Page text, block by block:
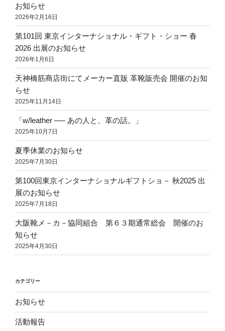
お知らせ
2026年2月16日
第101回 東京インターナショナル・ギフト・ショー 春
2026 出展のお知らせ
2026年1月6日
天神橋筋商店街にてメーカー直販 革靴販売会 開催のお知
らせ
2025年11月14日
「w/leather ── あの人と、革の話。」
2025年10月7日
夏季休業のお知らせ
2025年7月30日
第100回東京インターナショナルギフトショ－ 秋2025 出
展のお知らせ
2025年7月18日
大阪靴メ－カ－協同組合 第６３期通常総会 開催のお
知らせ
2025年4月30日
カテゴリー
お知らせ
活動報告